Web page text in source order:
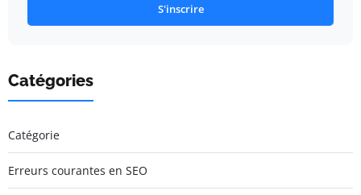
S'inscrire
Catégories
Catégorie
Erreurs courantes en SEO